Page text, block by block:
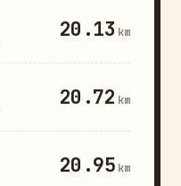
20.13 km
20.72 km
20.95 km